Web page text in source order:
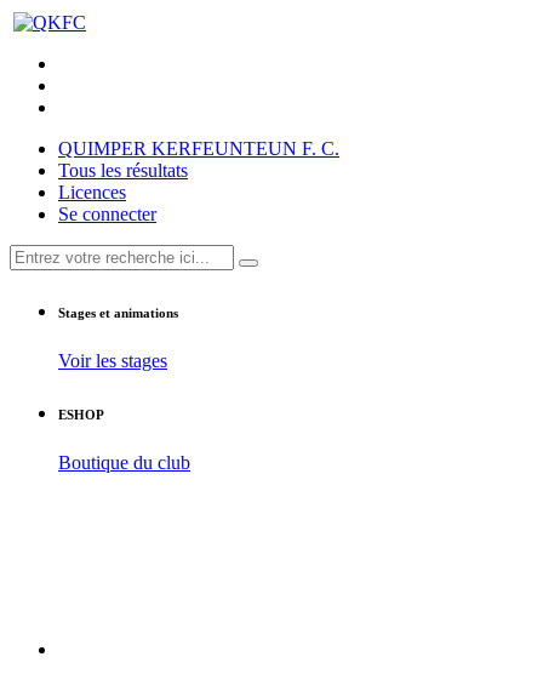
QUIMPER KERFEUNTEUN F. C.
Tous les résultats
Licences
Se connecter
Stages et animations
Voir les stages
ESHOP
Boutique du club